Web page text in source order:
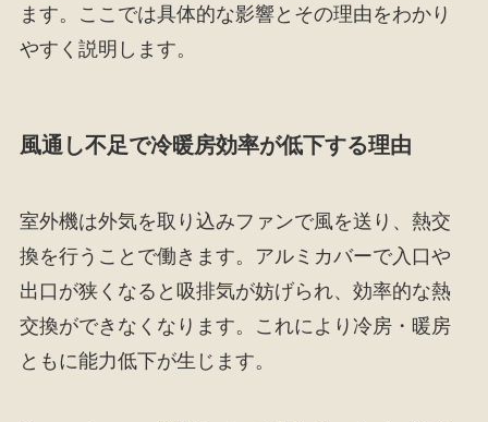
ます。ここでは具体的な影響とその理由をわかり
やすく説明します。
風通し不足で冷暖房効率が低下する理由
室外機は外気を取り込みファンで風を送り、熱交
換を行うことで働きます。アルミカバーで入口や
出口が狭くなると吸排気が妨げられ、効率的な熱
交換ができなくなります。これにより冷房・暖房
ともに能力低下が生じます。